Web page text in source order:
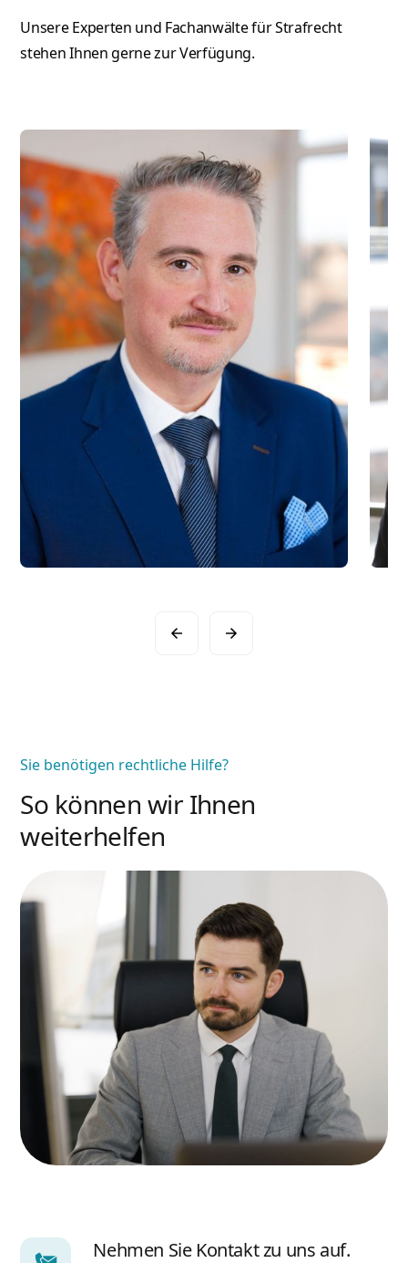
Unsere Experten und Fachanwälte für Strafrecht
stehen Ihnen gerne zur Verfügung.
Atilla Graf von Stillfried
Rechtsanwalt & Partner
Sie benötigen rechtliche Hilfe?
So können wir Ihnen
weiterhelfen
Nehmen Sie Kontakt zu uns auf.